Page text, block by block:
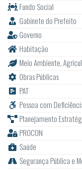
Fundo Social
Gabinete do Prefeito
Governo
Habitação
Meio Ambiente,
Obras Públicas
PAT
Pessoa com
Planejamento
PROCON
Saúde
Segurança Pública e